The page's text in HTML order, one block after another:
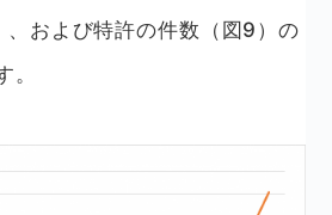
および特許の件数（図9）の
。